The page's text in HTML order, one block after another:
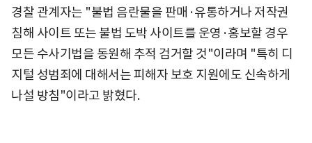
경찰 관계자는 "불법 음란물을 판매·유통하거나 저작권
침해 사이트 또는 불법 도박 사이트를 운영·홍보할 경우
모든 수사기법을 동원해 추적 검거할 것"이라며 "특히 디
지털 성범죄에 대해서는 피해자 보호 지원에도 신속하게
나설 방침"이라고 밝혔다.